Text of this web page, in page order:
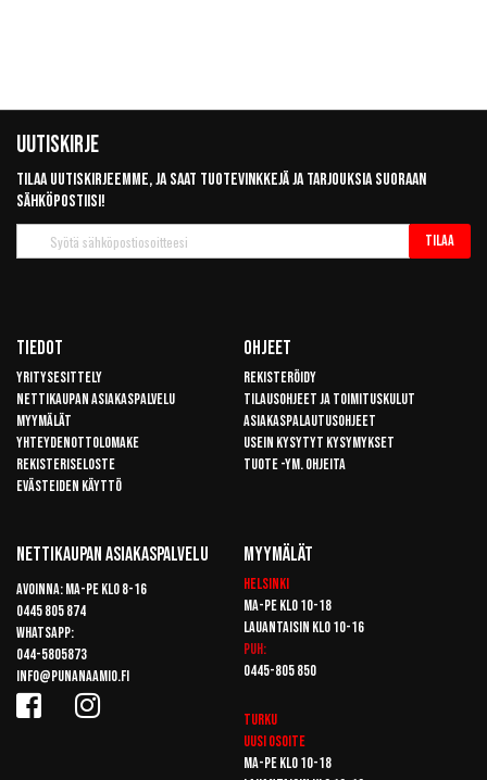
Uutiskirje
Tilaa uutiskirjeemme, ja saat tuotevinkkejä ja tarjouksia suoraan
sähköpostiisi!
uutiskirje
Tilaa
Tiedot
Yritysesittely
Nettikaupan asiakaspalvelu
Myymälät
Yhteydenottolomake
Rekisteriseloste
Evästeiden käyttö
Ohjeet
Rekisteröidy
Tilausohjeet ja toimituskulut
Asiakaspalautusohjeet
Usein kysytyt kysymykset
Tuote -ym. ohjeita
Nettikaupan Asiakaspalvelu
Avoinna: Ma-pe klo 8-16
0445 805 874
Whatsapp:
044-5805873
info@punanaamio.fi
Myymälät
Helsinki
Ma-pe klo 10-18
Lauantaisin klo 10-16
Puh:
0445-805 850
Turku
Uusi osoite
Ma-pe klo 10-18